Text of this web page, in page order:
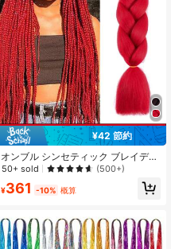
¥42 節約
オンブル シンセティック ブレイディ
ング ヘア パック 24inch - ジャンボ
ブレード ヘア - 女性用 - ヘアスタイ
ルにDIY - 赤いクロシェエクステンシ
毛 うぃっぐ
50+ sold (500+)
¥361 -10% 概算